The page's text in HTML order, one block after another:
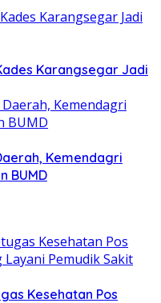
Karangsegar Jadi
Kemendagri
BUMD
Kesehatan Pos